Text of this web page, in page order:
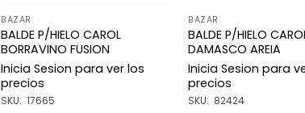
BAZAR
BALDE P/HIELO CAROL
BORRAVINO FUSION
Inicia Sesion para ver los
precios
SKU: 17665
BAZAR
BALDE P/HIELO
DAMASCO AREIA
Inicia Sesion para
precios
SKU: 82424